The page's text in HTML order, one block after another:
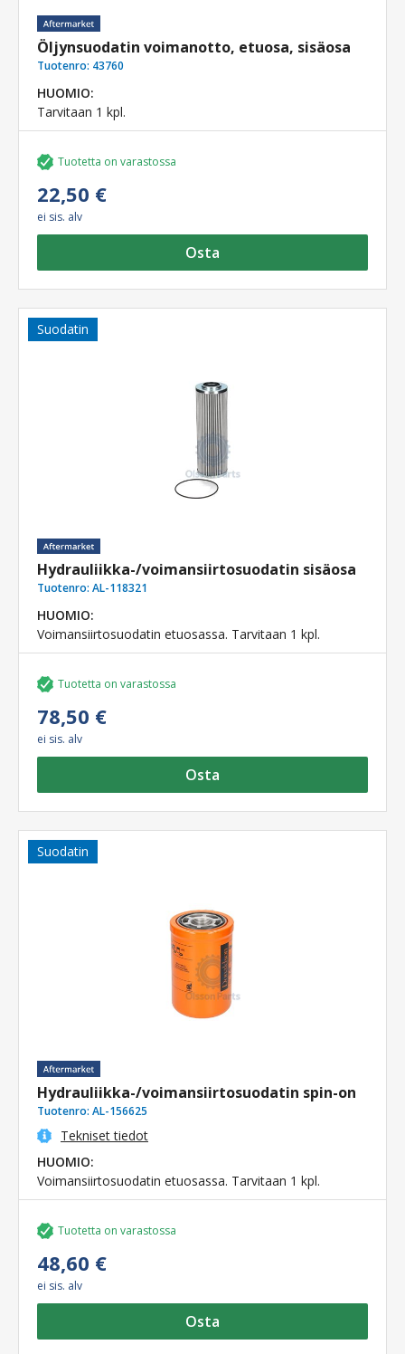
Öljynsuodatin voimanotto, etuosa, sisäosa
Tuotenro: 43760
HUOMIO:
Tarvitaan 1 kpl.
Tuotetta on varastossa
22,50 €
ei sis. alv
Osta
Suodatin
Hydrauliikka-/voimansiirtosuodatin sisäosa
Tuotenro: AL-118321
HUOMIO:
Voimansiirtosuodatin etuosassa. Tarvitaan 1 kpl.
Tuotetta on varastossa
78,50 €
ei sis. alv
Osta
Suodatin
Hydrauliikka-/voimansiirtosuodatin spin-on
Tuotenro: AL-156625
Tekniset tiedot
HUOMIO:
Voimansiirtosuodatin etuosassa. Tarvitaan 1 kpl.
Tuotetta on varastossa
48,60 €
ei sis. alv
Osta